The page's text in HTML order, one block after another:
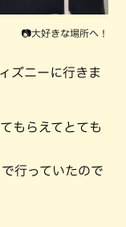
📷大好きな場所へ！
ズニーに行きま
もらえてとても
行っていたので